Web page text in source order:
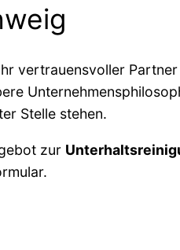
vertrauensvoller
Stelle stehen.
zur